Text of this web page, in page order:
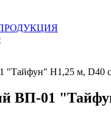
"Тайфун" H1,25 м, D40
ВП-01